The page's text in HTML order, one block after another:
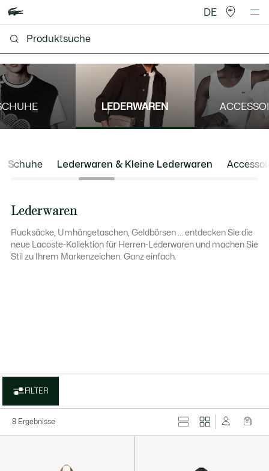
DE
LEDERWAREN
Schuhe Lederwaren & Kleine Lederwaren
Lederwaren
Rucksäcke, Umhängetaschen, Geldbörsen ... entdecken Sie die
neue Lacoste-Kollektion für Herren-Lederwaren und machen Sie
Stil zu Ihrem Markenzeichen. Ganz einfach.
FILTER
8 Ergebnisse